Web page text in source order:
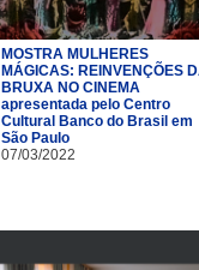
MOSTRA MULHERES
MÁGICAS: REINVENÇÕES
BRUXA NO CINEMA
apresentada pelo Centro
Cultural Banco do Brasil em
São Paulo
07/03/2022